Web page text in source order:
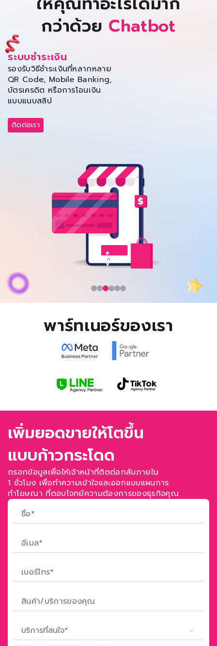
กว่าด้วย Chatbot
ระบบชำระเงิน
รองรับวิธีชำระเงินที่หลากหลาย
QR Code, Mobile Banking,
บัตรเครดิต หรือการโอนเงิน
แบบแนบสลิป
ติดต่อเรา
พาร์ทเนอร์ของเรา
เพิ่มยอดขายให้โตขึ้น
แบบก้าวกระโดด
กรอกข้อมูลเพื่อให้เจ้าหน้าที่ติดต่อกลับภายใน
1 ชั่วโมง เพื่อทำความเข้าใจและออกแบบแผนการ
ทำโฆษณา ที่ตอบโจทย์ความต้องการของธุรกิจคุณ
บริการที่สนใจ*